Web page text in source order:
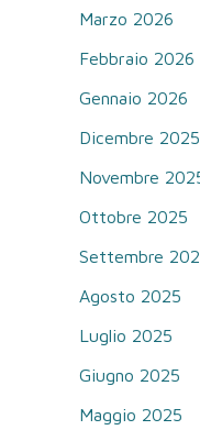
Marzo 2026
Febbraio 2026
Gennaio 2026
Dicembre 2025
Novembre
Ottobre 2025
Settembre
Agosto 2025
Luglio 2025
Giugno 2025
Maggio 2025